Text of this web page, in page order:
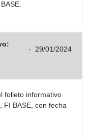
- 29/01/2024
folleto informativo
FI BASE, con fecha